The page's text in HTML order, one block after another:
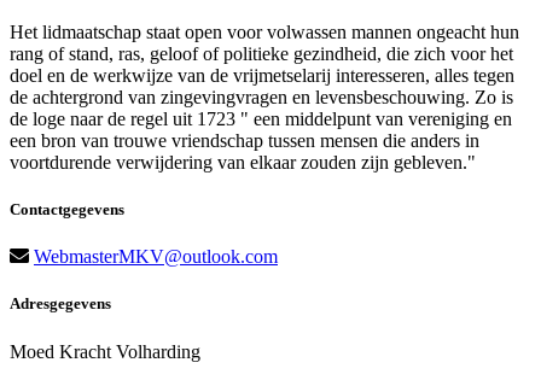
Het lidmaatschap staat open voor volwassen mannen ongeacht hun
rang of stand, ras, geloof of politieke gezindheid, die zich voor het
doel en de werkwijze van de vrijmetselarij interesseren, alles tegen
de achtergrond van zingevingvragen en levensbeschouwing. Zo is
de loge naar de regel uit 1723 " een middelpunt van vereniging en
een bron van trouwe vriendschap tussen mensen die anders in
voortdurende verwijdering van elkaar zouden zijn gebleven."
Contactgegevens
WebmasterMKV@outlook.com
Adresgegevens
Moed Kracht Volharding